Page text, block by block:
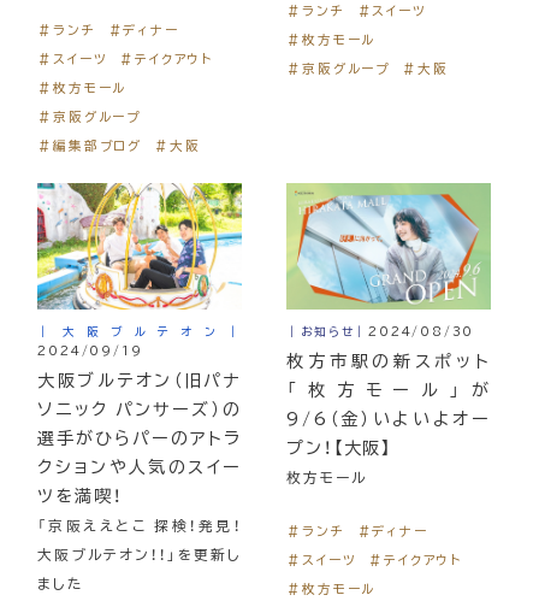
＃ランチ
＃ディナー
＃スイーツ
＃テイクアウト
＃枚方モール
＃京阪グループ
＃編集部ブログ
＃大阪
＃ランチ
＃スイーツ
＃枚方モール
＃京阪グループ
＃大阪
｜大阪ブルテオン｜
2024/09/19
大阪ブルテオン（旧パナ
ソニック パンサーズ）の
選手がひらパーのアトラ
クションや人気のスイー
ツを満喫！
「京阪ええとこ 探検！発見！
大阪ブルテオン！！」を更新し
ました
｜お知らせ｜2024/08/30
枚方市駅の新スポット
「枚方モール」が
9/6（金）いよいよオー
プン！【大阪】
枚方モール
＃ランチ
＃ディナー
＃スイーツ
＃テイクアウト
＃枚方モール